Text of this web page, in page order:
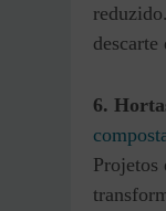
6.
Projetos